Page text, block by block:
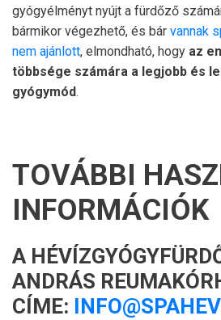
gyógyélményt nyújt a fürdőző
bármikor végezhető, és bár vannak
nem ajánlott, elmondható, hogy az
többsége számára a legjobb és
gyógymód.
TOVÁBBI
INFORMÁCIÓK
A
ANDRÁS
CÍME: